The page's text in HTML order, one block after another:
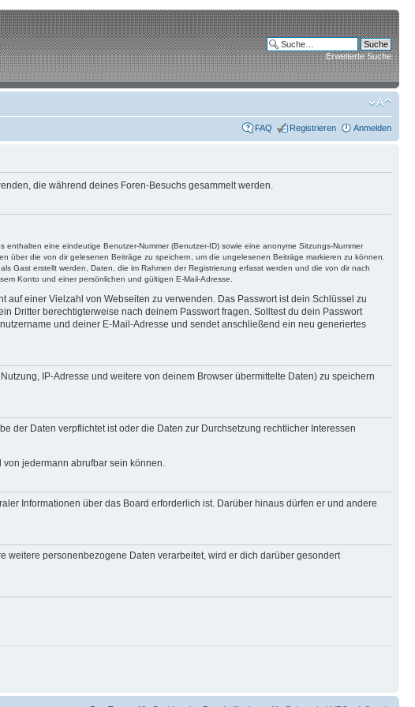
Erweiterte Suche
FAQ Registrieren Anmelden
die während deines Foren-Besuchs gesammelt werden.
eine eindeutige Benutzer-Nummer (Benutzer-ID) sowie eine anonyme Sitzungs-Nummer
über die von dir gelesenen Beiträge zu speichern, um die ungelesenen Beiträge markieren zu können.
Gast erstellt werden, Daten, die im Rahmen der Registrierung erfasst werden und die von dir nach
Konto und einer persönlichen und gültigen E-Mail-Adresse.
einer Vielzahl von Webseiten zu verwenden. Das Passwort ist dein Schlüssel zu
Dritter berechtigterweise nach deinem Passwort fragen. Solltest du dein Passwort
und deiner E-Mail-Adresse und sendet anschließend ein neu generiertes
IP-Adresse und weitere von deinem Browser übermittelte Daten) zu speichern
der Daten verpflichtet ist oder die Daten zur Durchsetzung rechtlicher Interessen
jedermann abrufbar sein können.
Informationen über das Board erforderlich ist. Darüber hinaus dürfen er und andere
weitere personenbezogene Daten verarbeitet, wird er dich darüber gesondert